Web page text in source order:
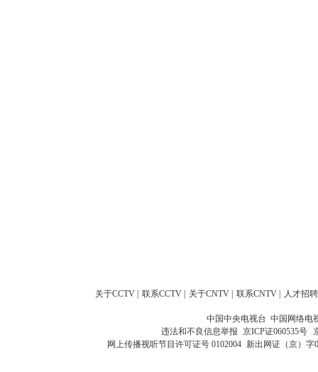
关于CCTV 联系CCTV 关于CNTV 联系CNTV 人才招聘
中国中央电视台 中国网络电
违法和不良信息举报 京ICP证060535号
网上传播视听节目许可证号 0102004 新出网证（京）